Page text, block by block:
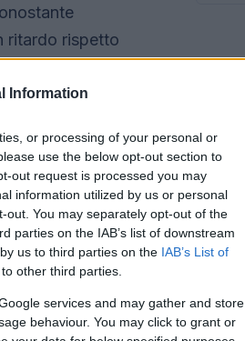
Information
or processing of your personal or
use the below opt-out section to
out request is processed you may
information utilized by us or personal
You may separately opt-out of the
parties on the IAB’s list of downstream
us to third parties on the IAB’s List of
other third parties.
services and may gather and store
behaviour. You may click to grant or
ritardo rispetto